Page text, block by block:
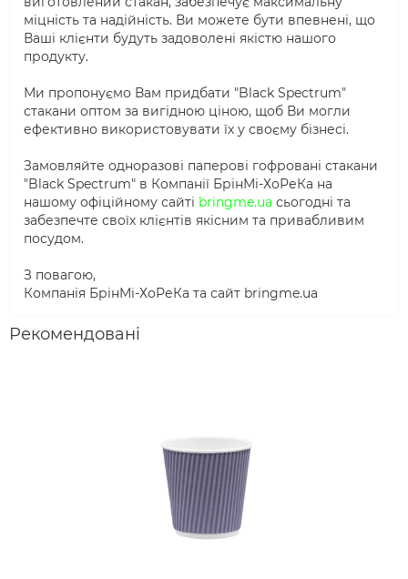
міцність та надійність. Ви можете бути впевнені, що
Ваші клієнти будуть задоволені якістю нашого
продукту.
Ми пропонуємо Вам придбати "Black Spectrum"
стакани оптом за вигідною ціною, щоб Ви могли
ефективно використовувати їх у своєму бізнесі.
Замовляйте одноразові паперові гофровані стакани
"Black Spectrum" в Компанії БрінМі-ХоРеКа на
нашому офіційному сайті bringme.ua сьогодні та
забезпечте своїх клієнтів якісним та привабливим
посудом.
З повагою,
Компанія БрінМі-ХоРеКа та сайт bringme.ua
Рекомендовані